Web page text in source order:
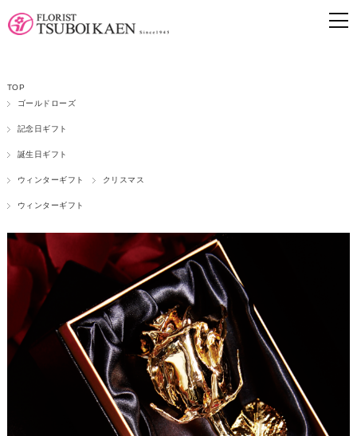
TOP
ゴールドローズ
記念日ギフト
誕生日ギフト
ウィンターギフト クリスマス
ウィンターギフト